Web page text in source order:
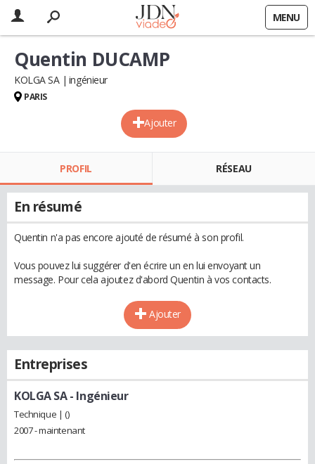
MENU
Ajouter
Quentin DUCAMP
KOLGA SA ingénieur
PARIS
PROFIL RÉSEAU
En résumé
Quentin n'a pas encore ajouté de résumé à son profil.
Vous pouvez lui suggérer d'en écrire un en lui envoyant un
message. Pour cela ajoutez d'abord Quentin à vos contacts.
Ajouter
Entreprises
KOLGA SA- Ingénieur
Technique | ()
2007 - maintenant